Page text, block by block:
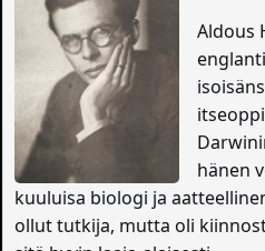
Aldous
hänen
kuuluisa biologi ja
ollut tutkija, mutta oli